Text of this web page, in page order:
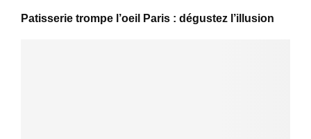
Patisserie trompe l’oeil Paris : dégustez l’illusion